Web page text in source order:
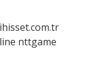
nttgame